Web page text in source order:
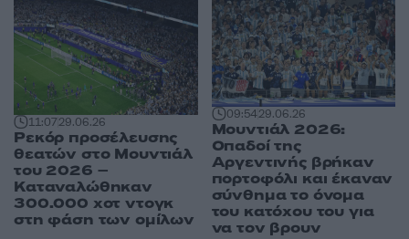
11:0729.06.26
Ρεκόρ προσέλευσης
θεατών στο Μουντιάλ
του 2026 –
Καταναλώθηκαν
300.000 χοτ ντογκ
στη φάση των ομίλων
09:5429.06.26
Μουντιάλ 2026:
Οπαδοί της
Αργεντινής βρήκαν
πορτοφόλι και έκαναν
σύνθημα το όνομα
του κατόχου του για
να τον βρουν